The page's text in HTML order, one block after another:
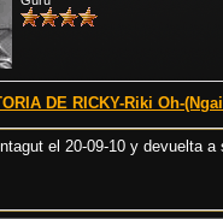
DE RICKY-Riki Oh-
el 20-09-10 y devuelta a